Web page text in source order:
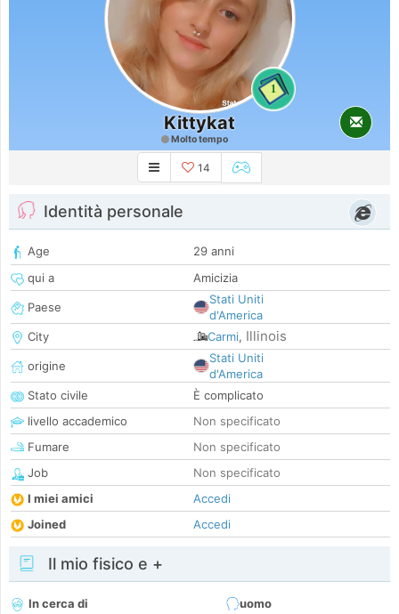
1
Kittykat
Molto tempo
14
Identità personale
Age
29 anni
qui a
Amicizia
Paese
Stati Uniti
d'America
City
Carmi, Illinois
origine
Stati Uniti
d'America
Stato civile
È complicato
livello accademico
Non specificato
Fumare
Non specificato
Job
Non specificato
I miei amici
Accedi
Joined
Accedi
Il mio fisico e +
In cerca di
uomo